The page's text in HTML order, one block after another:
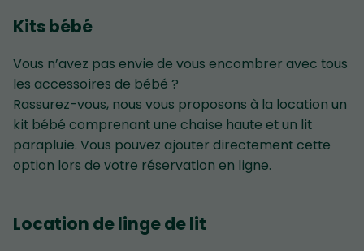
Kits bébé
Vous n’avez pas envie de vous encombrer avec tous
les accessoires de bébé ?
Rassurez-vous, nous vous proposons à la location un
kit bébé comprenant une chaise haute et un lit
parapluie. Vous pouvez ajouter directement cette
option lors de votre réservation en ligne.
Location de linge de lit